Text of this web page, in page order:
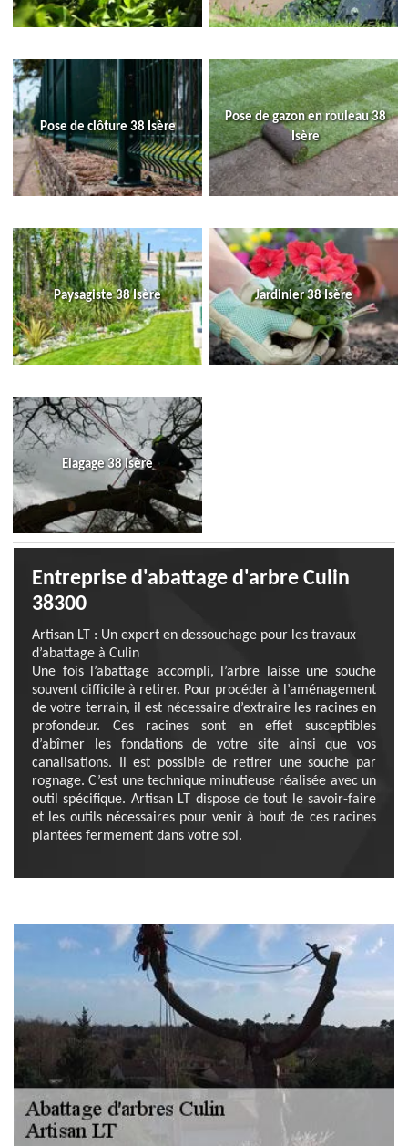
Pose de clôture 38 Isère
Pose de gazon en rouleau 38
Isère
Paysagiste 38 Isère Jardinier 38 Isère
Elagage 38 Isère
Entreprise d'abattage d'arbre Culin
38300
Artisan LT : Un expert en dessouchage pour les travaux
d’abattage à Culin
Une fois l’abattage accompli, l’arbre laisse une souche
souvent difficile à retirer. Pour procéder à l’aménagement
de votre terrain, il est nécessaire d’extraire les racines en
profondeur. Ces racines sont en effet susceptibles
d’abîmer les fondations de votre site ainsi que vos
canalisations. Il est possible de retirer une souche par
rognage. C’est une technique minutieuse réalisée avec un
outil spécifique. Artisan LT dispose de tout le savoir-faire
et les outils nécessaires pour venir à bout de ces racines
plantées fermement dans votre sol.